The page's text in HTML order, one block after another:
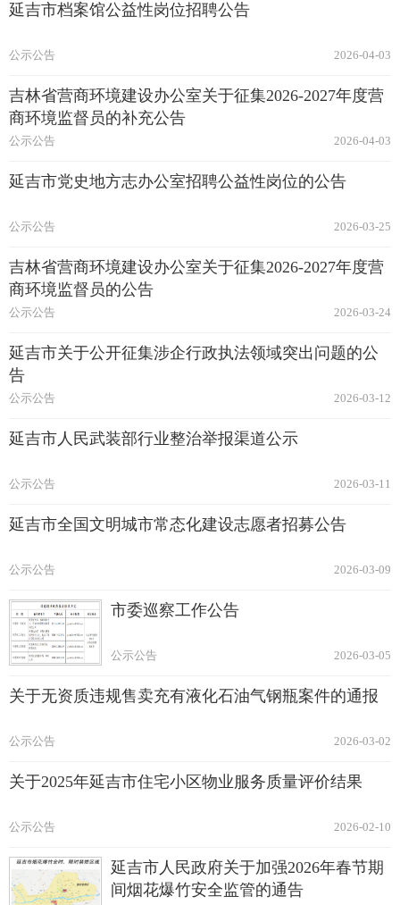
延吉市档案馆公益性岗位招聘公告
2026-04-03
公示公告
吉林省营商环境建设办公室关于征集2026-2027年度营
商环境监督员的补充公告
2026-04-03
公示公告
延吉市党史地方志办公室招聘公益性岗位的公告
2026-03-25
公示公告
吉林省营商环境建设办公室关于征集2026-2027年度营
商环境监督员的公告
2026-03-24
公示公告
延吉市关于公开征集涉企行政执法领域突出问题的公
告
2026-03-12
公示公告
延吉市人民武装部行业整治举报渠道公示
2026-03-11
公示公告
延吉市全国文明城市常态化建设志愿者招募公告
2026-03-09
公示公告
市委巡察工作公告
2026-03-05
公示公告
关于无资质违规售卖充有液化石油气钢瓶案件的通报
2026-03-02
公示公告
关于2025年延吉市住宅小区物业服务质量评价结果
2026-02-10
公示公告
延吉市人民政府关于加强2026年春节期
间烟花爆竹安全监管的通告